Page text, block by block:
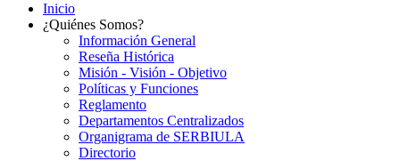
Inicio
¿Quiénes Somos?
Información General
Reseña Histórica
Misión - Visión - Objetivo
Políticas y Funciones
Reglamento
Departamentos Centralizados
Organigrama de SERBIULA
Directorio